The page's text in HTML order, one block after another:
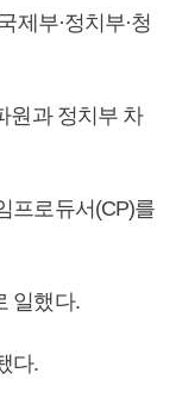
제부·정치부·청
원과 정치부 차
프로듀서(CP)를
일했다.
다.